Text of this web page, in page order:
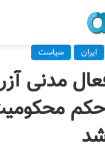
ایران سیاست
مدنی